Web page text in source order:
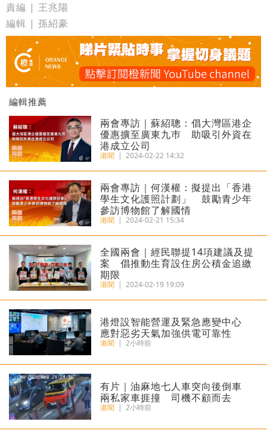
責編 | 王兆陽
編輯 | 孫紹豪
編輯推薦
兩會專訪｜蘇紹聰：倡大灣區港企
優惠擴至廣東九巿 助吸引外資在
港成立公司
港聞 | 2024-02-22 14:32
兩會專訪｜何漢權：擬提出「香港
學生文化護照計劃」 鼓勵青少年
參訪博物館了解國情
港聞 | 2024-02-21 15:34
全國兩會｜經民聯提14項建議及提
案 倡推動生育設住房公積金追繳
期限
港聞 | 2024-02-19 19:09
港燈設智能營運及緊急應變中心
應對惡劣天氣加強供電可靠性
港聞 | 2小時前
有片｜油麻地七人車突向後倒車
兩私家車捱撞 司機不顧而去
港聞 | 2小時前